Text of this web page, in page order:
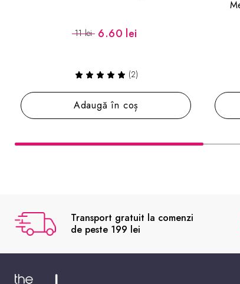
19 lei 11.40 lei
(3)
Adaugă în coș
Transport gratuit la comenzi
de peste 199 lei